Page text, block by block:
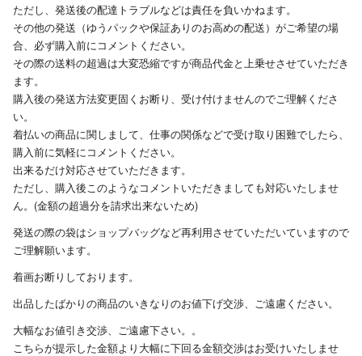
ただし、発送後の配達トラブルなどは責任を負いかねます。
その他の発送（ゆうパックや保証ありのお高めの配送）がご希望の場
合、必ず購入前にコメントください。
その際の送料の超過は大変恐縮ですが商品代金と上乗せさせていただき
ます。
購入後の発送方法変更固くお断り、受け付けませんのでご理解くださ
い。
着払いの商品に関しまして、仕事の関係などで受け取り困難でしたら、
購入前に気軽にコメントください。
出来るだけ対応させていただきます。
ただし、購入後このようなコメントいただきましても対応いたしませ
ん。(金額の超過分を請求出来ないため)
発送の際の袋はショップバッグなど再利用させていただいていますので
ご理解願います。
着画お断りしております。
出品したばかりの商品のいきなりのお値下げ交渉、ご遠慮ください。
大幅なお値引き交渉、ご遠慮下さい。。
こちらが提示した金額より大幅に下回る金額交渉はお受けいたしませ